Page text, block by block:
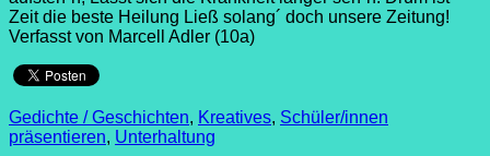
Zeit die beste Heilung Ließ solang´ doch unsere Zeitung!
Verfasst von Marcell Adler (10a)
Gedichte / Geschichten, Kreatives, Schüler/innen
präsentieren, Unterhaltung